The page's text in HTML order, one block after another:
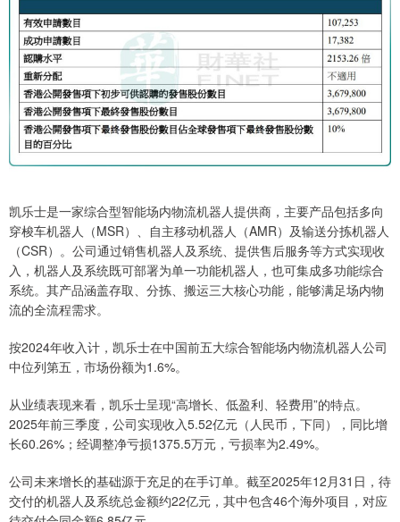
凯乐士是一家综合型智能场内物流机器人提供商，主要产品包括多向
穿梭车机器人（MSR）、自主移动机器人（AMR）及输送分拣机器人
（CSR）。公司通过销售机器人及系统、提供售后服务等方式实现收
入，机器人及系统既可部署为单一功能机器人，也可集成多功能综合
系统。其产品涵盖存取、分拣、搬运三大核心功能，能够满足场内物
流的全流程需求。
按2024年收入计，凯乐士在中国前五大综合智能场内物流机器人公司
中位列第五，市场份额为1.6%。
从业绩表现来看，凯乐士呈现“高增长、低盈利、轻费用”的特点。
2025年前三季度，公司实现收入5.52亿元（人民币，下同），同比增
长60.26%；经调整净亏损1375.5万元，亏损率为2.49%。
公司未来增长的基础源于充足的在手订单。截至2025年12月31日，待
交付的机器人及系统总金额约22亿元，其中包含46个海外项目，对应